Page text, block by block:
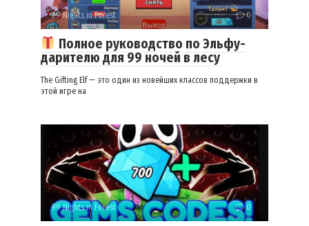
99 Nights in Forest 0
Полное руководство по Эльфу-
дарителю для 99 ночей в лесу
The Gifting Elf — это один из новейших классов поддержки в
этой игре на
99 Nights in Forest 0